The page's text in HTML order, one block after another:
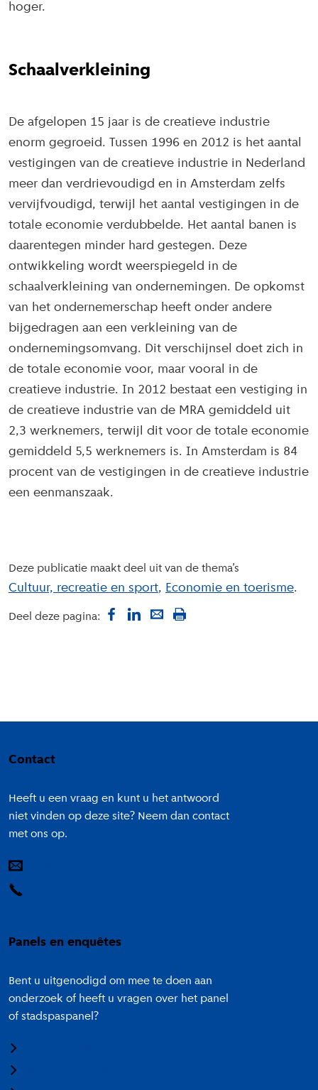
hoger.
Schaalverkleining
De afgelopen 15 jaar is de creatieve industrie
enorm gegroeid. Tussen 1996 en 2012 is het aantal
vestigingen van de creatieve industrie in Nederland
meer dan verdrievoudigd en in Amsterdam zelfs
vervijfvoudigd, terwijl het aantal vestigingen in de
totale economie verdubbelde. Het aantal banen is
daarentegen minder hard gestegen. Deze
ontwikkeling wordt weerspiegeld in de
schaalverkleining van ondernemingen. De opkomst
van het ondernemerschap heeft onder andere
bijgedragen aan een verkleining van de
ondernemingsomvang. Dit verschijnsel doet zich in
de totale economie voor, maar vooral in de
creatieve industrie. In 2012 bestaat een vestiging in
de creatieve industrie van de MRA gemiddeld uit
2,3 werknemers, terwijl dit voor de totale economie
gemiddeld 5,5 werknemers is. In Amsterdam is 84
procent van de vestigingen in de creatieve industrie
een eenmanszaak.
Deze publicatie maakt deel uit van de thema’s
Cultuur, recreatie en sport Economie en toerisme
Deel deze pagina:
Contact
Heeft u een vraag en kunt u het antwoord
niet vinden op deze site? Neem dan contact
met ons op.
Panels en enquêtes
Bent u uitgenodigd om mee te doen aan
onderzoek of heeft u vragen over het panel
of stadspaspanel?